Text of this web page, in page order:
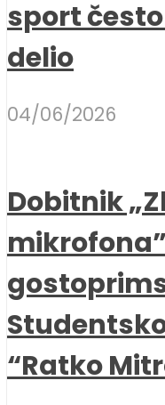
sport
delio
04/06/2026
Dobitnik
“Ratko